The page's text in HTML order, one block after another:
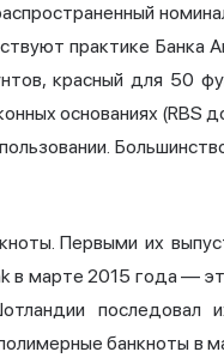
практике Банка
красный для 50
основаниях (RBS
Первыми их
в марте 2015 года —
банкноты в